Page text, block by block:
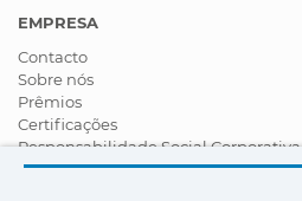
EMPRESA
Contacto
Sobre nós
Prêmios
Certificações
Responsabilidade Social Corporativa
Seja um distribuidor